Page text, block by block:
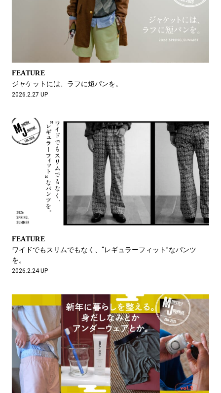
FEATURE
ジャケットには、ラフに短パンを。
2026.2.27 UP
FEATURE
ワイドでもスリムでもなく、“レギュラーフィット”なパンツ
を。
2026.2.24 UP